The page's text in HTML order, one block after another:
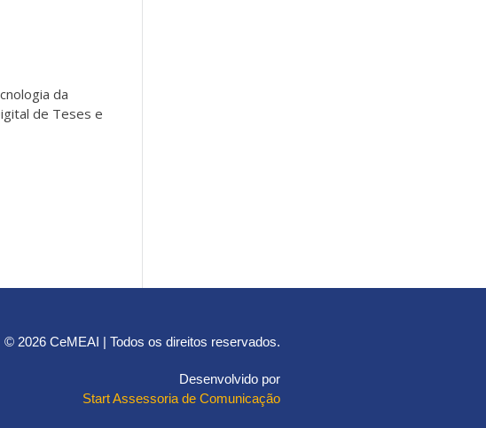
da
de Teses e
© 2026 CeMEAI | Todos os direitos reservados.
Desenvolvido por
Start Assessoria de Comunicação